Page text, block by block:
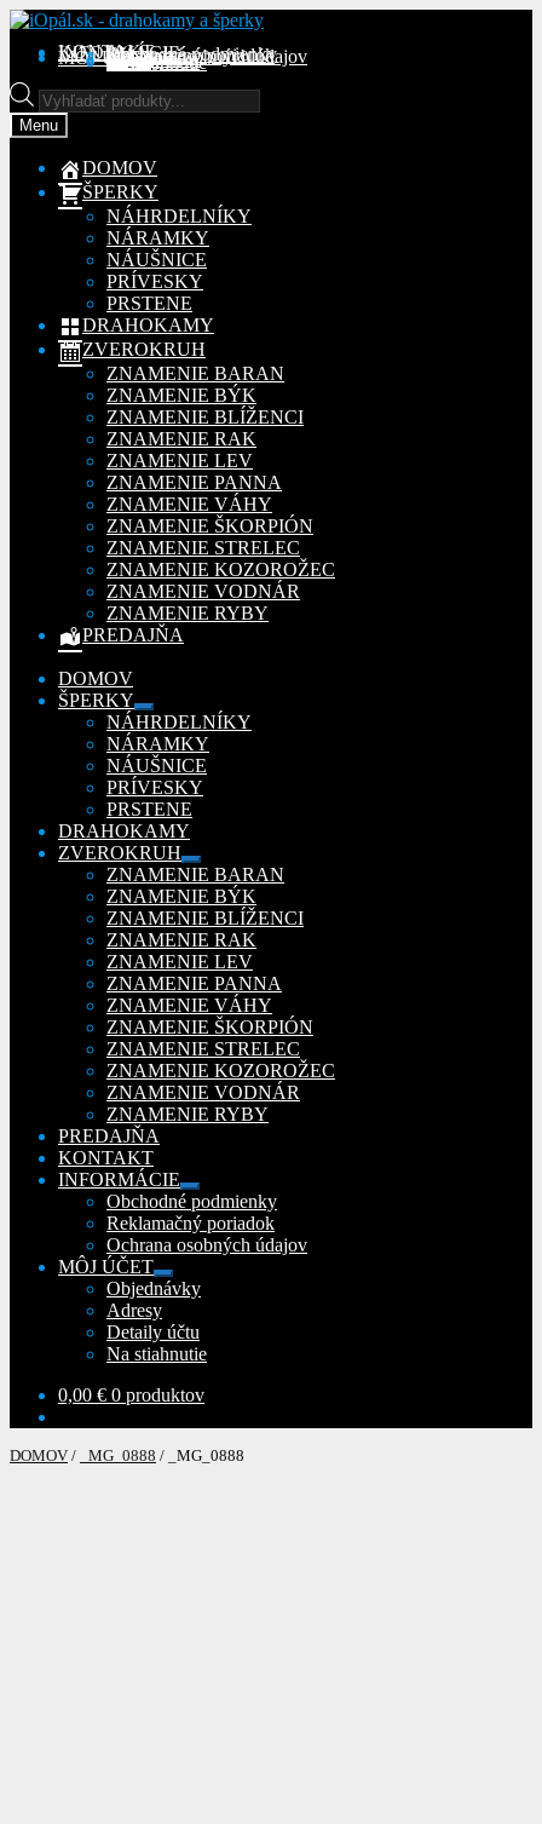
Preskočiť
navigáciu
Preskočiť
obsah
KONTAKT
INFORMÁCIE
Obchodné podmienky
Reklamačný poriadok
Ochrana osobných údajov
MÔJ ÚČETObjednávky
Adresy
Detaily účtu
Na stiahnutie
Products
search
Menu
DOMOV
ŠPERKY
NÁHRDELNÍKY
NÁRAMKY
NÁUŠNICE
PRÍVESKY
PRSTENE
DRAHOKAMY
ZVEROKRUH
ZNAMENIE BARAN
ZNAMENIE BÝK
ZNAMENIE BLÍŽENCI
ZNAMENIE RAK
ZNAMENIE LEV
ZNAMENIE PANNA
ZNAMENIE VÁHY
ZNAMENIE ŠKORPIÓN
ZNAMENIE STRELEC
ZNAMENIE KOZOROŽEC
ZNAMENIE VODNÁR
ZNAMENIE RYBY
PREDAJŇA
DOMOV
ŠPERKY
Rozbaliť
podradené
menu
NÁHRDELNÍKY
NÁRAMKY
NÁUŠNICE
PRÍVESKY
PRSTENE
DRAHOKAMY
ZVEROKRUH
Rozbaliť
podradené
menu
ZNAMENIE BARAN
ZNAMENIE BÝK
ZNAMENIE BLÍŽENCI
ZNAMENIE RAK
ZNAMENIE LEV
ZNAMENIE PANNA
ZNAMENIE VÁHY
ZNAMENIE ŠKORPIÓN
ZNAMENIE STRELEC
ZNAMENIE KOZOROŽEC
ZNAMENIE VODNÁR
ZNAMENIE RYBY
PREDAJŇA
KONTAKT
INFORMÁCIE
Rozbaliť
podradené
menu
Obchodné podmienky
Reklamačný poriadok
Ochrana osobných údajov
MÔJ ÚČET
Rozbaliť
podradené
Objednávky
Adresy
Detaily účtu
Na stiahnutie
0,00 € 0 produktov
DOMOV / _MG_0888 / _MG_0888